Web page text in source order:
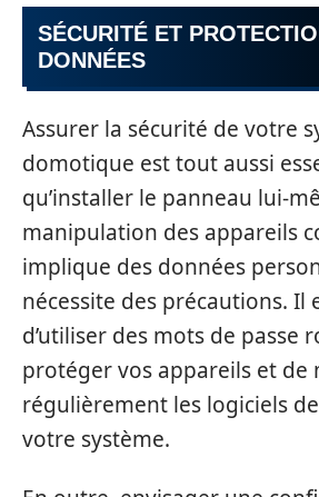
SÉCURITÉ ET
DONNÉES
Assurer la sécurité de votre
domotique est tout aussi
qu’installer le panneau lui-
manipulation des appareils
implique des données
nécessite des précautions. Il
d’utiliser des mots de passe
protéger vos appareils et de
régulièrement les logiciels de
votre système.